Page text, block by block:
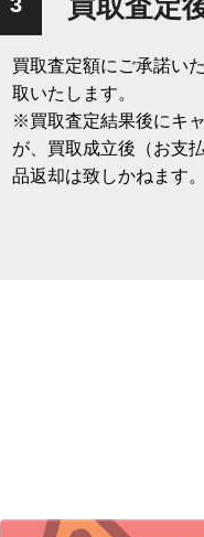
買取査定額にご承諾い
取いたします。
※買取査定結果後にキ
が、買取成立後（お支
品返却は致しかねます。